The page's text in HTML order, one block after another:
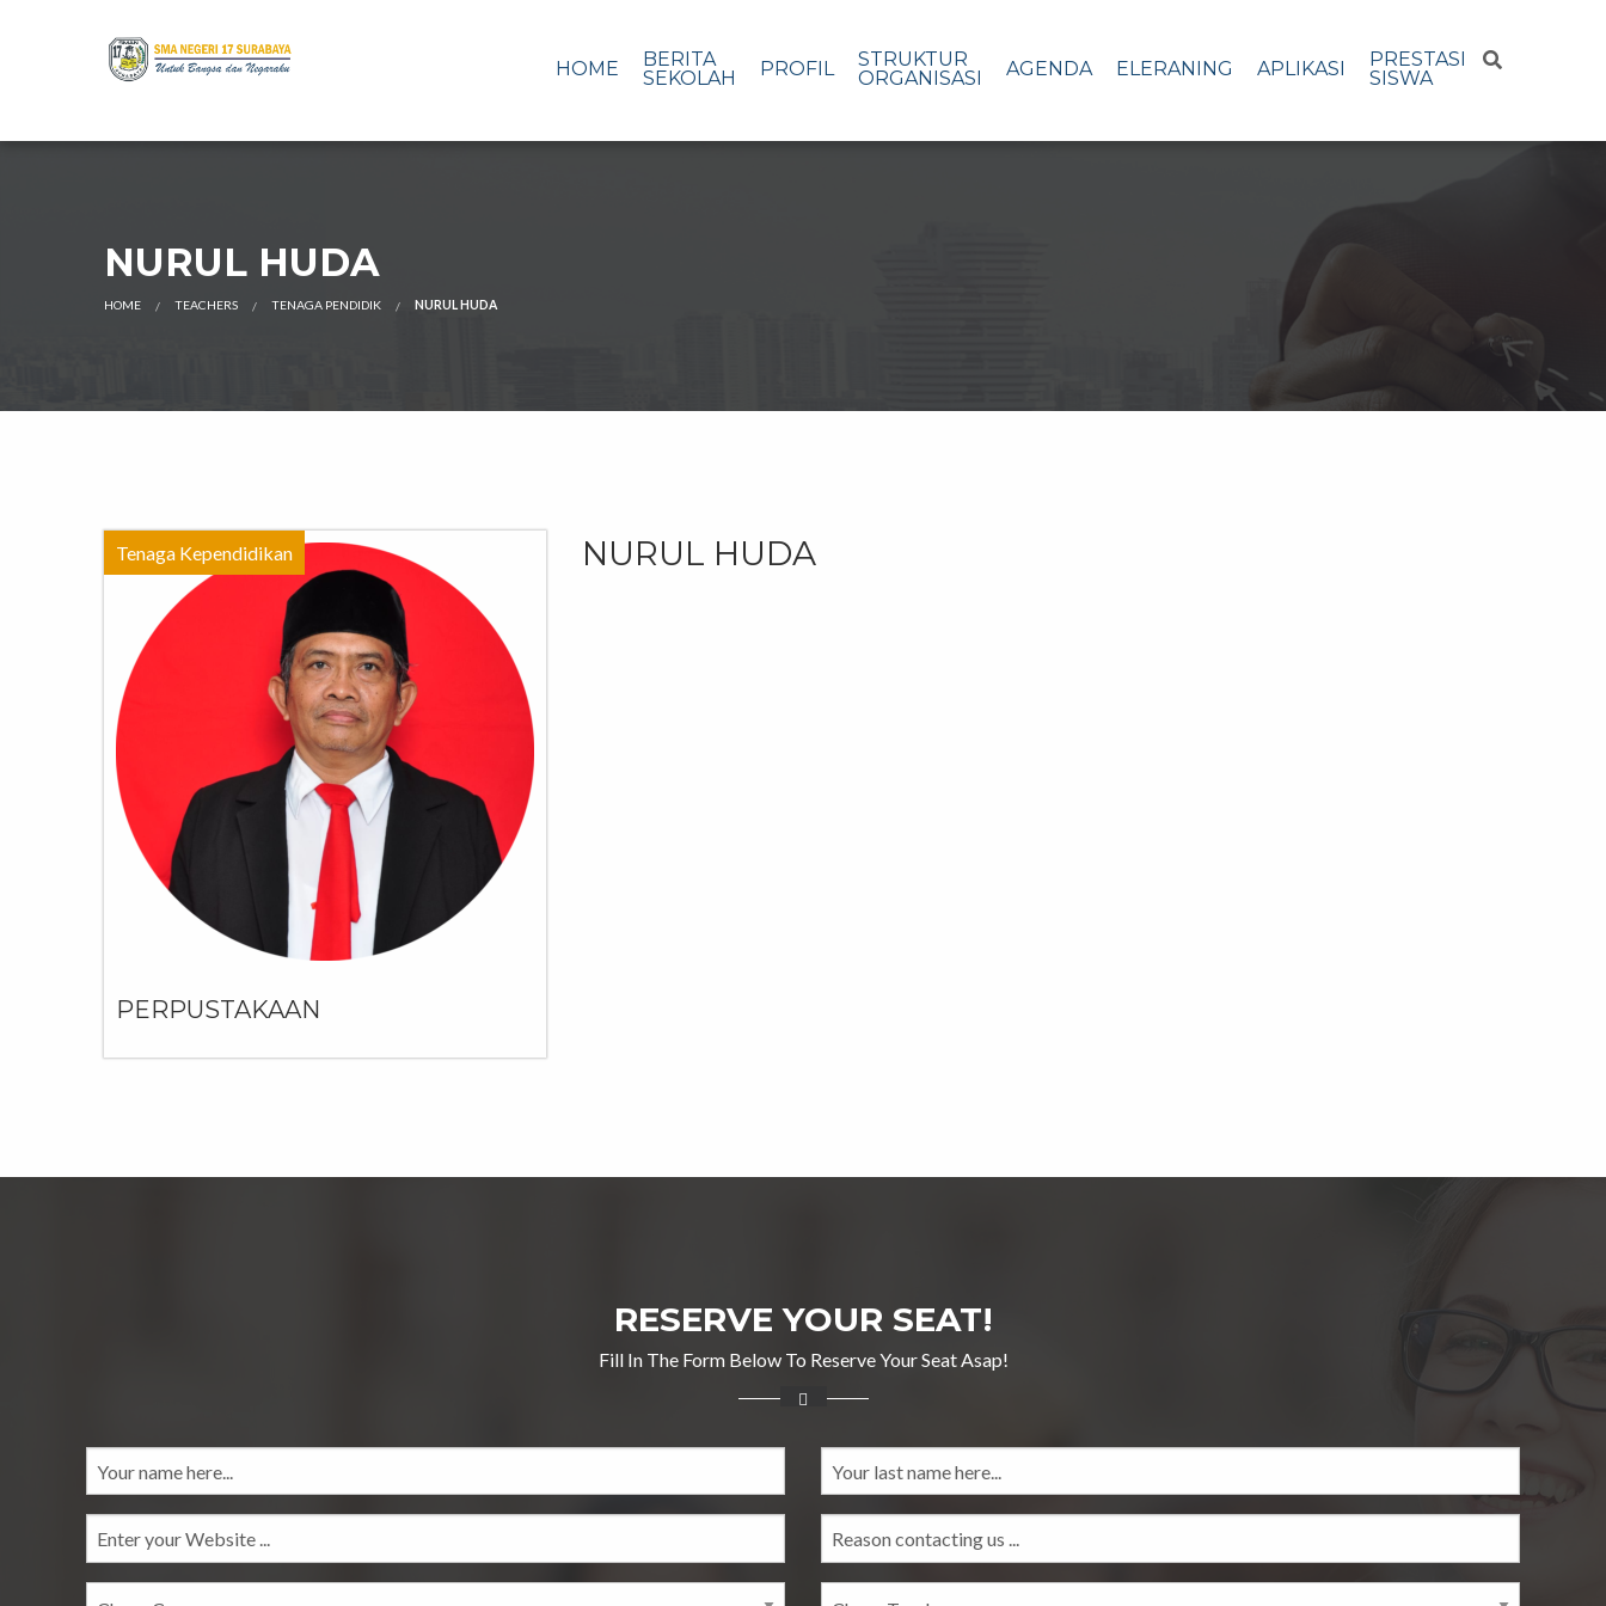
HOME
BERITA
SEKOLAH
PROFIL
STRUKTUR
ORGANISASI
AGENDA ELERANING APLIKASI
PRESTASI
SISWA
NURUL HUDA
HOME TEACHERS TENAGA PENDIDIK NURUL HUDA
Tenaga Kependidikan
PERPUSTAKAAN
NURUL HUDA
RESERVE YOUR SEAT!
Fill In The Form Below To Reserve Your Seat Asap!